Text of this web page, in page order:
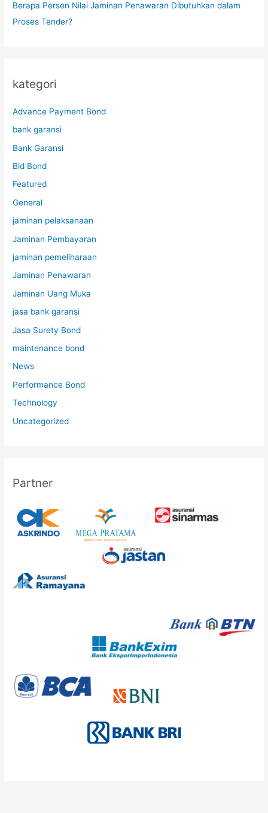
Berapa Persen Nilai Jaminan Penawaran Dibutuhkan dalam
Proses Tender?
kategori
Advance Payment Bond
bank garansi
Bank Garansi
Bid Bond
Featured
General
jaminan pelaksanaan
Jaminan Pembayaran
jaminan pemeliharaan
Jaminan Penawaran
Jaminan Uang Muka
jasa bank garansi
Jasa Surety Bond
maintenance bond
News
Performance Bond
Technology
Uncategorized
Partner